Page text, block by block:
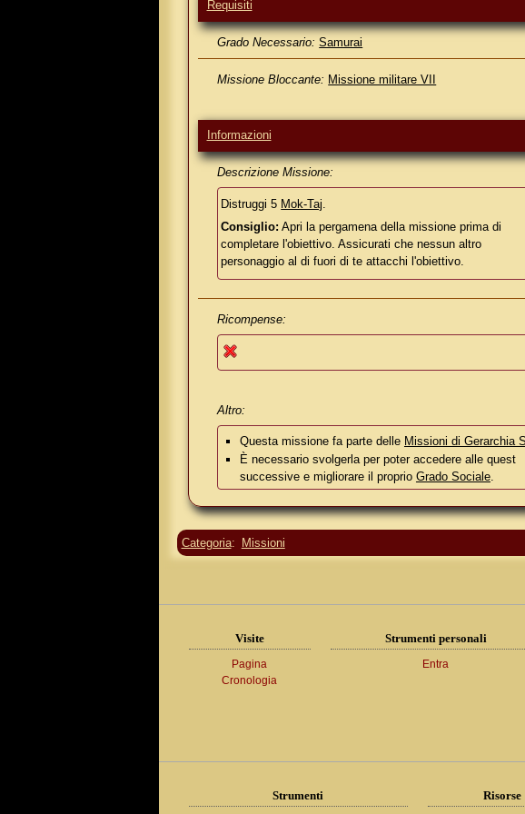
Requisiti
Grado Necessario: Samurai
Missione Bloccante: Missione militare VII
Informazioni
Descrizione Missione:
Distruggi 5 Mok-Taj
Consiglio: Apri la pergamena della missione prima di
completare l'obiettivo. Assicurati che nessun altro
personaggio al di fuori di te attacchi l'obiettivo.
Ricompense:
Altro:
Questa missione fa parte delle Missioni di Gerarchia
È necessario svolgerla per poter accedere alle quest
successive e migliorare il proprio Grado Sociale.
Categoria: Missioni
Visite
Pagina
Cronologia
Strumenti personali
Entra
Strumenti Risorse